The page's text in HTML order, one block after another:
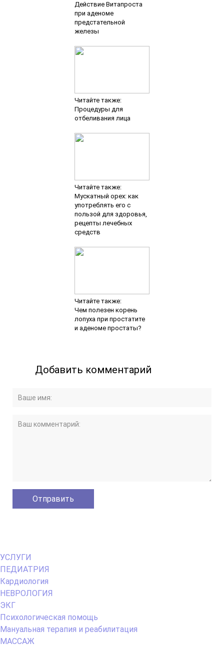
Действие Витапроста
при аденоме
предстательной
железы
Читайте также:
Процедуры для
отбеливания лица
Читайте также:
Мускатный орех: как
употреблять его с
пользой для здоровья,
рецепты лечебных
средств
Читайте также:
Чем полезен корень
лопуха при простатите
и аденоме простаты?
Добавить комментарий
Primary
Menu
УСЛУГИ
ПЕДИАТРИЯ
Кардиология
НЕВРОЛОГИЯ
ЭКГ
Психологическая помощь
Мануальная терапия и реабилитация
МАССАЖ